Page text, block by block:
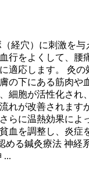
経穴）に刺激を与
行をよくして、腰
適応します。 灸の
の下にある筋肉や
細胞が活性化され
れが改善されます
らに温熱効果によ
血を調整し、炎症
める鍼灸療法 神経
...